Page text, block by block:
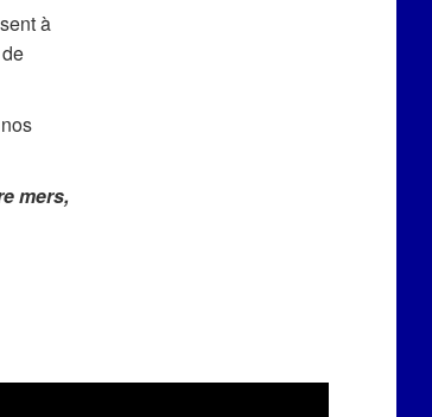
à
mers,